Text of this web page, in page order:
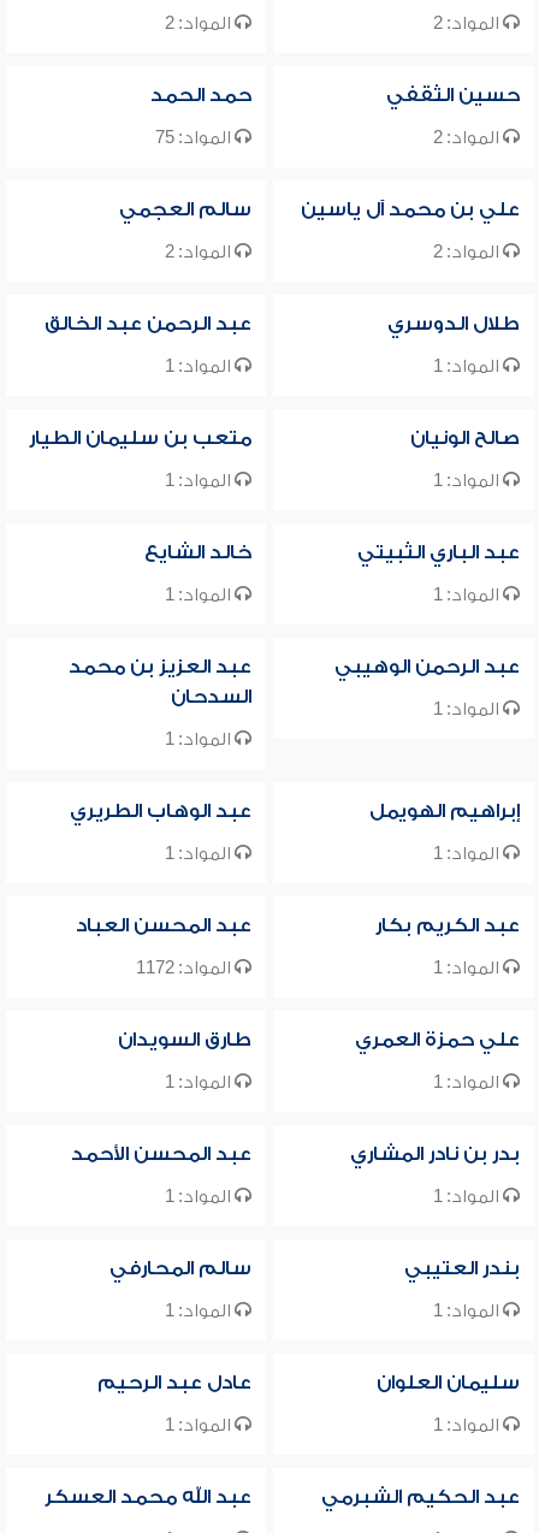
المواد: 2 المواد: 2
حسين الثقفي
المواد: 2
حمد الحمد
المواد: 75
علي بن محمد آل ياسين
المواد: 2
سالم العجمي
المواد: 2
طلال الدوسري
المواد: 1
عبد الرحمن عبد الخالق
المواد: 1
صالح الونيان
المواد: 1
متعب بن سليمان الطيار
المواد: 1
عبد الباري الثبيتي
المواد: 1
خالد الشايع
المواد: 1
عبد الرحمن الوهيبي
المواد: 1
عبد العزيز بن محمد
السدحان
المواد: 1
إبراهيم الهويمل
المواد: 1
عبد الوهاب الطريري
المواد: 1
عبد الكريم بكار
المواد: 1
عبد المحسن العباد
المواد: 1172
علي حمزة العمري
المواد: 1
طارق السويدان
المواد: 1
بدر بن نادر المشاري
المواد: 1
عبد المحسن الأحمد
المواد: 1
بندر العتيبي
المواد: 1
سالم المحارفي
المواد: 1
سليمان العلوان
المواد: 1
عادل عبد الرحيم
المواد: 1
عبد الحكيم الشبرمي عبد الله محمد العسكر